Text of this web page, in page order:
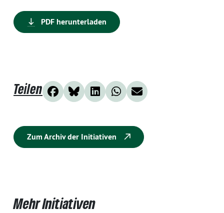
PDF herunterladen
Teilen
Zum Archiv der Initiativen
Mehr Initiativen